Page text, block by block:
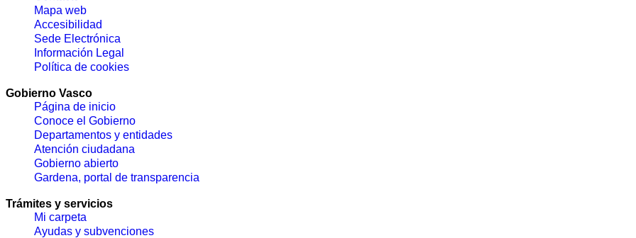
Mapa web
Accesibilidad
Sede Electrónica
Información Legal
Política de cookies
Gobierno Vasco
Página de inicio
Conoce el Gobierno
Departamentos y entidades
Atención ciudadana
Gobierno abierto
Gardena, portal de transparencia
Trámites y servicios
Mi carpeta
Ayudas y subvenciones